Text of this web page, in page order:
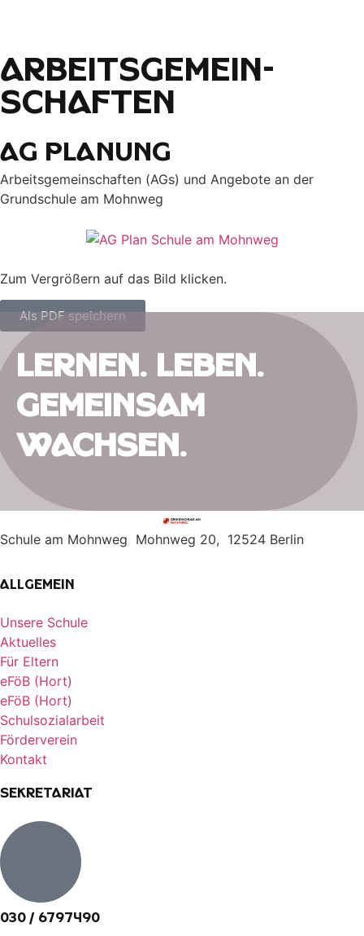
Arbeits­gemein­
schaften
AG Planung
Arbeitsgemeinschaften (AGs) und Angebote an der
Grundschule am Mohnweg
Zum Vergrößern auf das Bild klicken.
Als PDF speichern
Lernen. Leben.
Gemeinsam
wachsen.
Schule am Mohnweg Mohnweg 20, 12524 Berlin
Allgemein
Unsere Schule
Aktuelles
Für Eltern
eFöB (Hort)
eFöB (Hort)
Schulsozialarbeit
Förderverein
Kontakt
Sekretariat
030 / 6797490